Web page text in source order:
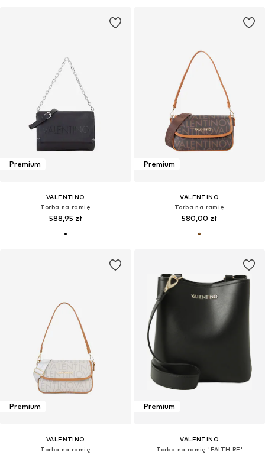
Premium
VALENTINO
Torba na ramię
588,95 zł
Premium
VALENTINO
Torba na ramię
580,00 zł
Premium
VALENTINO
Torba na ramię
Premium
VALENTINO
Torba na ramię 'FAITH RE'